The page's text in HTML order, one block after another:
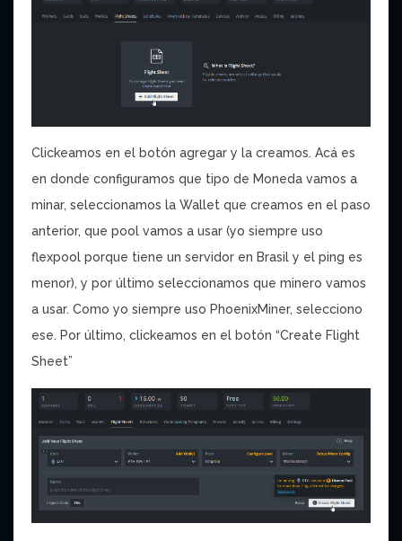
Clickeamos en el botón agregar y la creamos. Acá es
en donde configuramos que tipo de Moneda vamos a
minar, seleccionamos la Wallet que creamos en el paso
anterior, que pool vamos a usar (yo siempre uso
flexpool porque tiene un servidor en Brasil y el ping es
menor), y por último seleccionamos que minero vamos
a usar. Como yo siempre uso PhoenixMiner, selecciono
ese. Por último, clickeamos en el botón “Create Flight
Sheet”